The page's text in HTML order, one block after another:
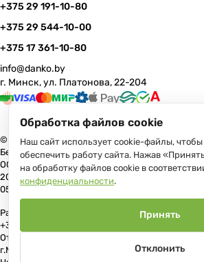
+375 29 191-10-80
+375 29 544-10-00
+375 17 361-10-80
info@danko.by
г. Минск, ул. Платонова, 22-204
© 2026 Данко Бай: качественная мебель с
Беларуси
ООО «Гранд Парк», юр.адрес: 220005, Минск,
204 В торговом реестре с 17 июля 2013 г.
05.11.2008, Мингорисполком.
Рассмотрение обращений потребителей,
+375 (29) 191-10-80, +375 (29) 544-10-00, e-
Отдел торговли и услуг Администрации
г.Минска: тел. +375(17)215-14-65, Начальник
Обработка файлов cookie
Наш сайт использует cookie-файлы,
обеспечить работу сайта. Нажав
на обработку файлов cookie в
конфиденциальности.
Отклонить
Принять